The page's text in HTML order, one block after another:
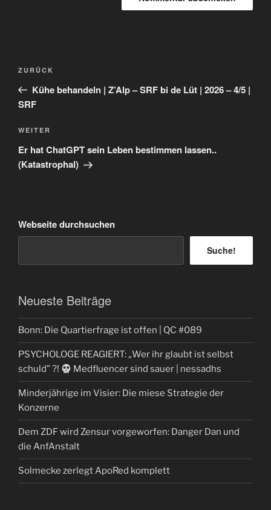
Beitragsnavigation
Vorheriger
Beitrag
ZURÜCK
Kühe behandeln | Z’Alp – SRF bi de Lüt | 2026 – 4/5 |
SRF
Nächster
Beitrag
WEITER
Er hat ChatGPT sein Leben bestimmen lassen..
(Katastrophal)
Webseite durchsuchen
Suche!
Neueste Beiträge
Bonn: Die Quartierfrage ist offen | QC #089
PSYCHOLOGE REAGIERT: „Wer ihr glaubt ist selbst
schuld” ?!
Medfluencer sind sauer | nessadhs
Minderjährige im Visier: Die miese Strategie der
Konzerne
Dem ZDF wird Zensur vorgeworfen: Danger Dan und
die AnfAnstalt
Solmecke zerlegt ApoRed komplett